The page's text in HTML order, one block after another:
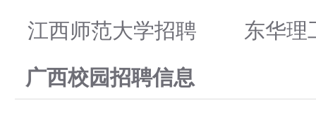
江西师范大学招聘 东华理
广西校园招聘信息